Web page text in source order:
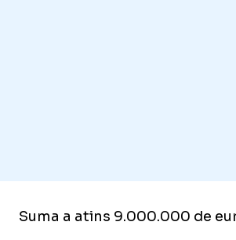
Suma a atins 9.000.000 de